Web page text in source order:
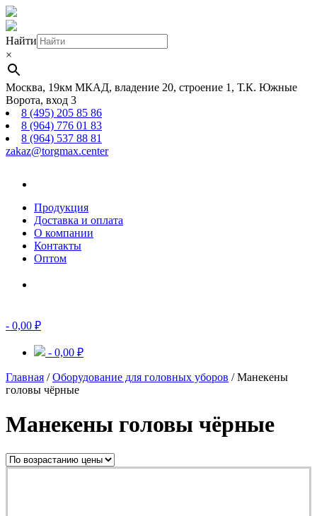
Найти
×
Москва, 19км МКАД, владение 20, строение 1, Т.К. Южные
Ворота, вход 3
8 (495) 205 85 86
8 (964) 776 01 83
8 (964) 537 88 81
zakaz@torgmax.center
Продукция
Доставка и оплата
О компании
Контакты
Оптом
- 0,00 ₽
- 0,00 ₽
Главная /Оборудование для головных уборов / Манекены
головы чёрные
Манекены головы чёрные